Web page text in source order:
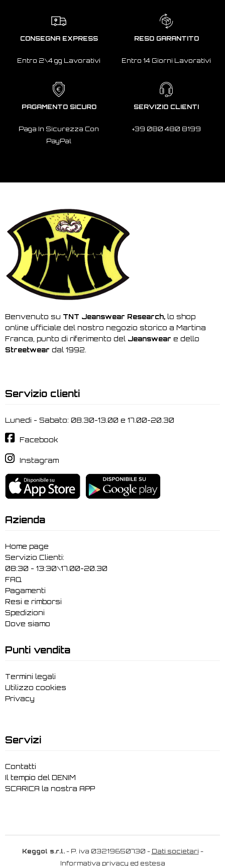
CONSEGNA EXPRESS
Entro 2\4 gg Lavorativi
RESO GARANTITO
Entro 14 Giorni Lavorativi
PAGAMENTO SICURO
Paga In Sicurezza Con
PayPal
SERVIZIO CLIENTI
+39 080 480 8199
Benvenuto su TNT Jeanswear Research, lo shop
online ufficiale del nostro negozio storico a Martina
Franca, punto di riferimento del Jeanswear e dello
Streetwear dal 1992.
Servizio clienti
Lunedi - Sabato: 08.30-13.00 e 17.00-20.30
Facebook
Instagram
Azienda
Home page
Servizio Clienti:
08:30 - 13:30\17.00-20.30
FAQ
Pagamenti
Resi e rimborsi
Spedizioni
Dove siamo
Punti vendita
Termini legali
Utilizzo cookies
Privacy
Servizi
Contatti
Il tempio del DENIM
SCARICA la nostra APP
Keggol s.r.l.- P. iva 03219650730 - Dati societari -
Informativa privacy ed estesa